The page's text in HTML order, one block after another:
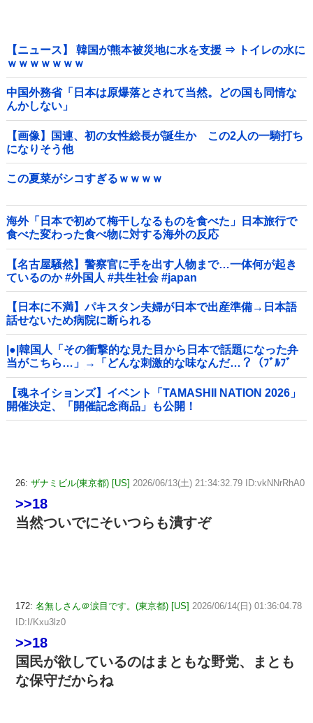
【ニュース】 韓国が熊本被災地に水を支援 ⇒ トイレの水に
ｗｗｗｗｗｗｗ
中国外務省「日本は原爆落とされて当然。どの国も同情な
んかしない」
【画像】国連、初の女性総長が誕生か この2人の一騎打ち
になりそう他
この夏菜がシコすぎるｗｗｗｗ
海外「日本で初めて梅干しなるものを食べた」日本旅行で
食べた変わった食べ物に対する海外の反応
【名古屋騒然】警察官に手を出す人物まで…一体何が起き
ているのか #外国人 #共生社会 #japan
【日本に不満】パキスタン夫婦が日本で出産準備→日本語
話せないため病院に断られる
|●|韓国人「その衝撃的な見た目から日本で話題になった弁
当がこちら…」→「どんな刺激的な味なんだ…？（ﾌﾞﾙﾌﾞ
ﾙ」＝韓国の反応
【魂ネイションズ】イベント「TAMASHII NATION 2026」
開催決定、「開催記念商品」も公開！
26: ザナミビル(東京都) [US] 2026/06/13(土) 21:34:32.79 ID:vkNNrRhA0
>>18
当然ついでにそいつらも潰すぞ
172: 名無しさん＠涙目です。(東京都) [US] 2026/06/14(日) 01:36:04.78
ID:I/Kxu3lz0
>>18
国民が欲しているのはまともな野党、まとも
な保守だからね